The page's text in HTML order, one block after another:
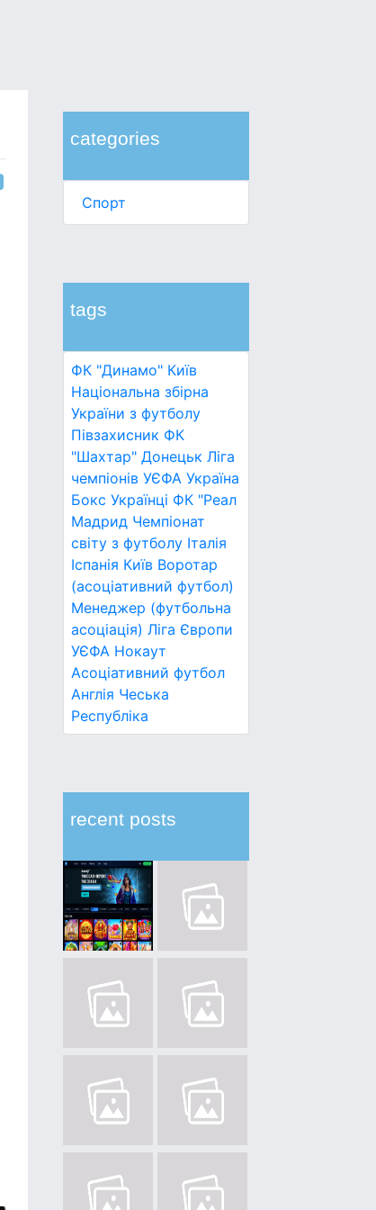
categories
Спорт
tags
ФК "Динамо" Київ
Національна збірна
України з футболу
Півзахисник ФК
"Шахтар" Донецьк Ліга
чемпіонів УЄФА Україна
Бокс Українці ФК "Реал
Мадрид Чемпіонат
світу з футболу Італія
Іспанія Київ Воротар
(асоціативний футбол)
Менеджер (футбольна
асоціація) Ліга Європи
УЄФА Нокаут
Асоціативний футбол
Англія Чеська
Республіка
recent posts